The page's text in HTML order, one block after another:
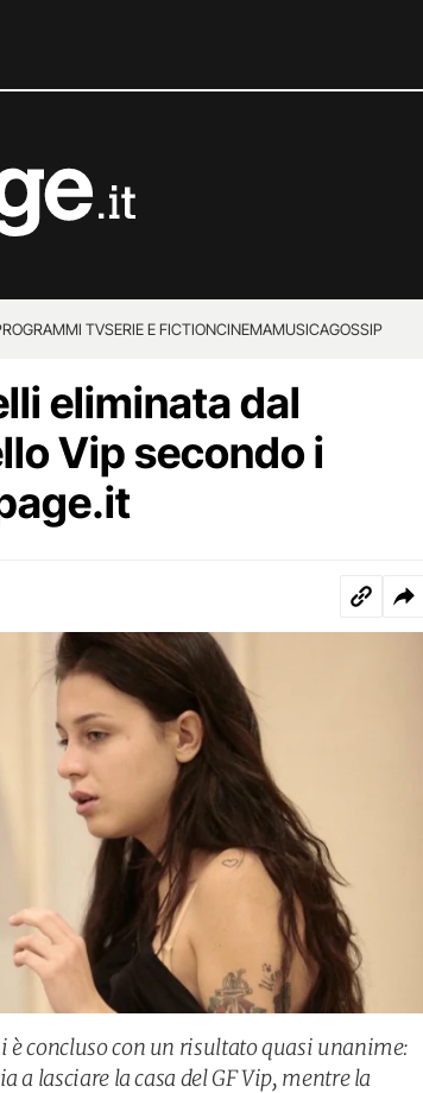
TVSERIE E FICTIONCINEMAMUSICAGOSSIP
eliminata dal
Vip secondo i
è concluso con un risultato quasi unanime:
a lasciare la casa del GF Vip, mentre la